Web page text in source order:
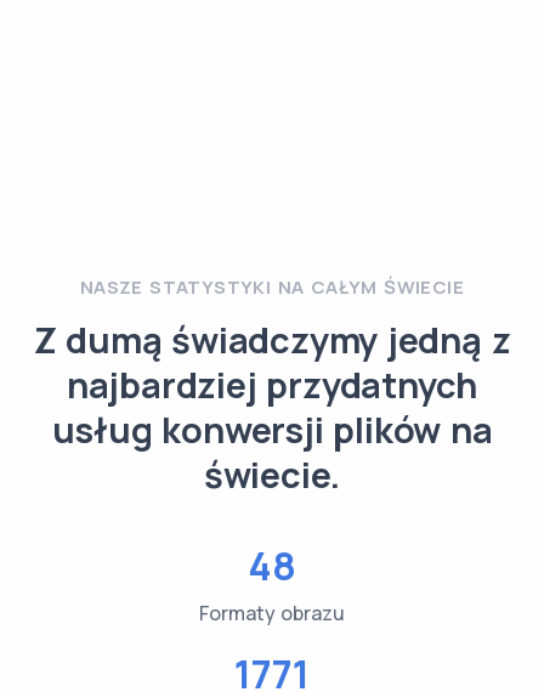
NASZE STATYSTYKI NA CAŁYM ŚWIECIE
Z dumą świadczymy jedną z
najbardziej przydatnych
usług konwersji plików na
świecie.
48
Formaty obrazu
1771